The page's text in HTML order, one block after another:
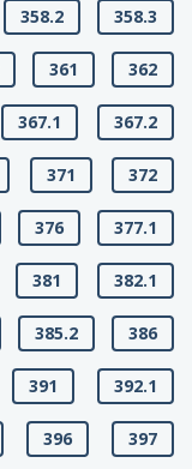
358.2 358.3
361 362
367.1 367.2
371 372
376 377.1
381 382.1
385.2 386
391 392.1
396 397